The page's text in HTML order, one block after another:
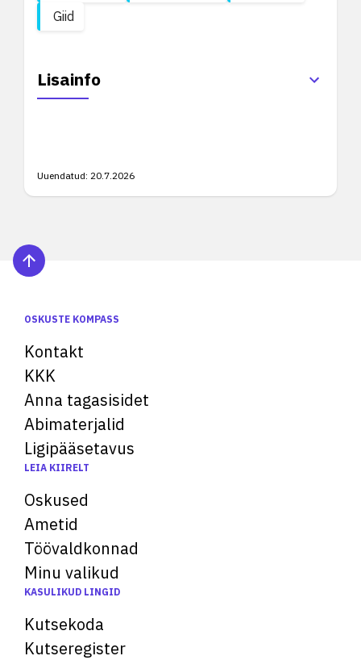
Giid
Lisainfo
Uuendatud: 20.7.2026
OSKUSTE KOMPASS
Kontakt
KKK
Anna tagasisidet
Abimaterjalid
Ligipääsetavus
LEIA KIIRELT
Oskused
Ametid
Töövaldkonnad
Minu valikud
KASULIKUD LINGID
Kutsekoda
Kutseregister